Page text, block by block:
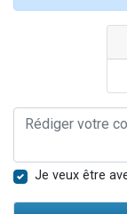
Je veux être